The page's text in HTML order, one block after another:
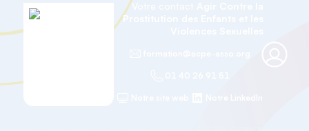
Prostitution des Enfants et les